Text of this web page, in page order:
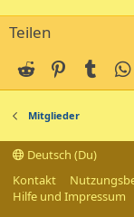
Frohes neues Jahr
@
neues Jahr -
:-)
2026! :-)
@ Athene:
viel Glück in der
@ rosline:Ich
Teilen
Reddit Pinterest
Mitglieder
Deutsch (Du)
Kontakt
Hilfe und Impressum